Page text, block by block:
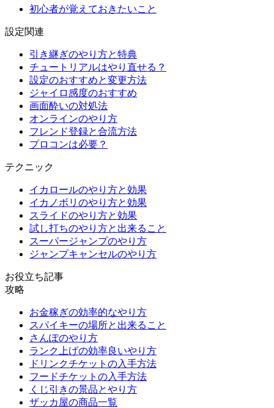
初心者が覚えておきたいこと
設定関連
引き継ぎのやり方と特典
チュートリアルはやり直せる？
設定のおすすめと変更方法
ジャイロ感度のおすすめ
画面酔いの対処法
オンラインのやり方
フレンド登録と合流方法
プロコンは必要？
テクニック
イカロールのやり方と効果
イカノボリのやり方と効果
スライドのやり方と効果
試し打ちのやり方と出来ること
スーパージャンプのやり方
ジャンプキャンセルのやり方
お役立ち記事
攻略
お金稼ぎの効率的なやり方
スパイキーの場所と出来ること
さんぽのやり方
ランク上げの効率良いやり方
ドリンクチケットの入手方法
フードチケットの入手方法
くじ引きの景品とやり方
ザッカ屋の商品一覧